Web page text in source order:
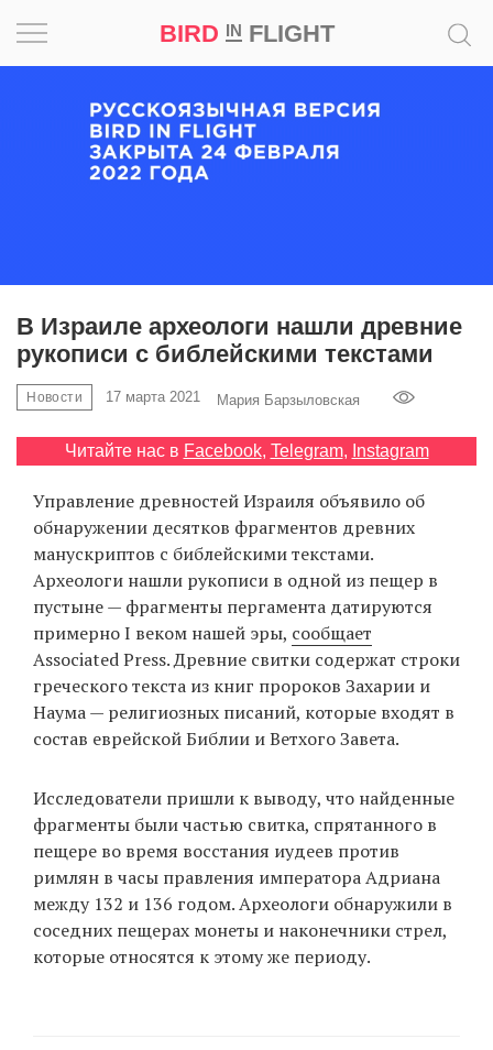
BIRD INFLIGHT
В Израиле археологи нашли древние
рукописи с библейскими текстами
Новости 17 марта 2021 Мария Барзыловская
Читайте нас в Facebook, Telegram, Instagram
Управление древностей Израиля объявило об
обнаружении десятков фрагментов древних
манускриптов с библейскими текстами.
Археологи нашли рукописи в одной из пещер в
пустыне — фрагменты пергамента датируются
примерно I веком нашей эры, сообщает
Associated Press. Древние свитки содержат строки
греческого текста из книг пророков Захарии и
Наума — религиозных писаний, которые входят в
состав еврейской Библии и Ветхого Завета.
Исследователи пришли к выводу, что найденные
фрагменты были частью свитка, спрятанного в
пещере во время восстания иудеев против
римлян в часы правления императора Адриана
между 132 и 136 годом. Археологи обнаружили в
соседних пещерах монеты и наконечники стрел,
которые относятся к этому же периоду.